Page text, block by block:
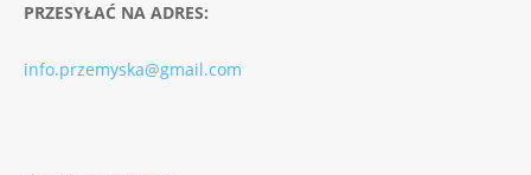
PRZESYŁAĆ NA ADRES:
info.przemyska@gmail.com